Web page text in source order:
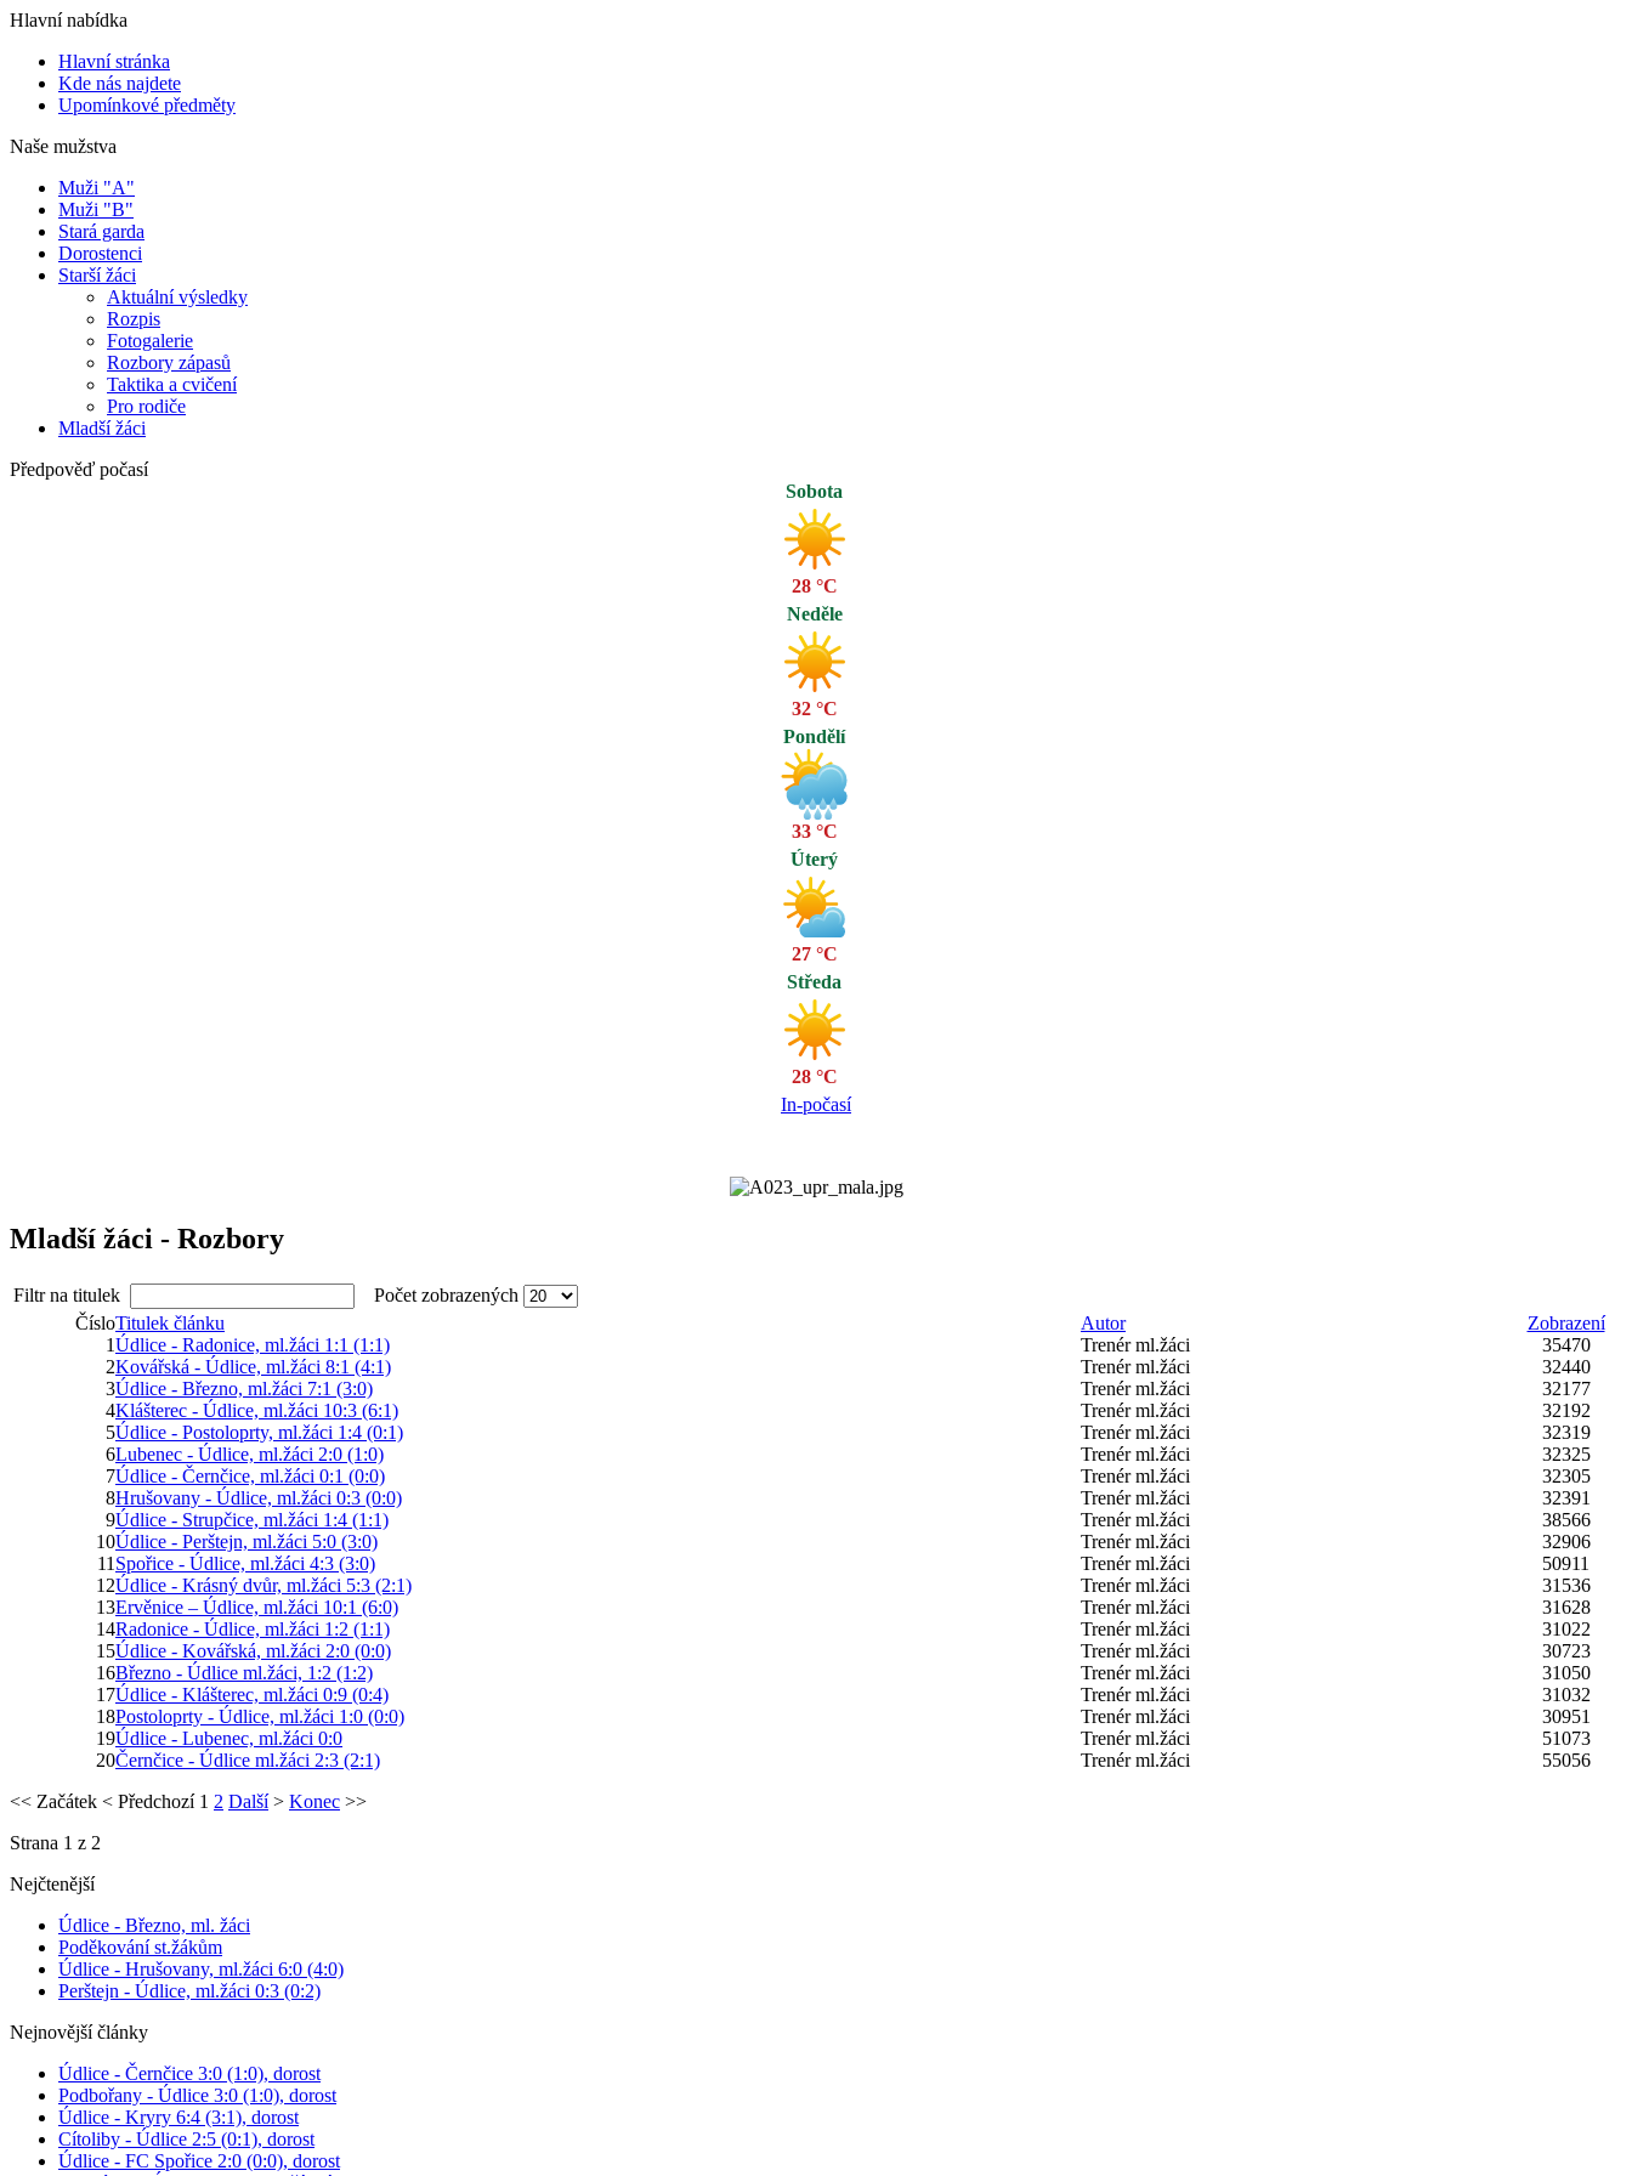
Hlavní nabídka
Hlavní stránka
Kde nás najdete
Upomínkové předměty
Naše mužstva
Muži "A"
Muži "B"
Stará garda
Dorostenci
Starší žáci
Aktuální výsledky
Rozpis
Fotogalerie
Rozbory zápasů
Taktika a cvičení
Pro rodiče
Mladší žáci
Předpověď počasí
Sobota
28 °C
Neděle
32 °C
Pondělí
33 °C
Úterý
27 °C
Středa
28 °C
In-počasí
Mladší žáci - Rozbory
Filtr na titulek
Počet zobrazených
ČísloTitulek článku Autor
Zobrazení
1Údlice - Radonice, ml.žáci 1:1 (1:1) Trenér ml.žáci
35470
2Kovářská - Údlice, ml.žáci 8:1 (4:1) Trenér ml.žáci
32440
3Údlice - Březno, ml.žáci 7:1 (3:0) Trenér ml.žáci
32177
4Klášterec - Údlice, ml.žáci 10:3 (6:1) Trenér ml.žáci
32192
5Údlice - Postoloprty, ml.žáci 1:4 (0:1) Trenér ml.žáci
32319
6Lubenec - Údlice, ml.žáci 2:0 (1:0) Trenér ml.žáci
32325
7Údlice - Černčice, ml.žáci 0:1 (0:0) Trenér ml.žáci
32305
8Hrušovany - Údlice, ml.žáci 0:3 (0:0) Trenér ml.žáci
32391
9Údlice - Strupčice, ml.žáci 1:4 (1:1) Trenér ml.žáci
38566
10Údlice - Perštejn, ml.žáci 5:0 (3:0) Trenér ml.žáci
32906
11 Spořice - Údlice, ml.žáci 4:3 (3:0) Trenér ml.žáci
50911
12Údlice - Krásný dvůr, ml.žáci 5:3 (2:1) Trenér ml.žáci
31536
13Ervěnice – Údlice, ml.žáci 10:1 (6:0) Trenér ml.žáci
31628
14Radonice - Údlice, ml.žáci 1:2 (1:1) Trenér ml.žáci
31022
15Údlice - Kovářská, ml.žáci 2:0 (0:0) Trenér ml.žáci
30723
16Březno - Údlice ml.žáci, 1:2 (1:2) Trenér ml.žáci
31050
17Údlice - Klášterec, ml.žáci 0:9 (0:4) Trenér ml.žáci
31032
18Postoloprty - Údlice, ml.žáci 1:0 (0:0) Trenér ml.žáci
30951
19Údlice - Lubenec, ml.žáci 0:0 Trenér ml.žáci
51073
20Černčice - Údlice ml.žáci 2:3 (2:1) Trenér ml.žáci
55056
<< Začátek < Předchozí 1 2 Další> Konec >>
Strana 1 z 2
Nejčtenější
Údlice - Březno, ml. žáci
Poděkování st.žákům
Údlice - Hrušovany, ml.žáci 6:0 (4:0)
Perštejn - Údlice, ml.žáci 0:3 (0:2)
Nejnovější články
Údlice - Černčice 3:0 (1:0), dorost
Podbořany - Údlice 3:0 (1:0), dorost
Údlice - Kryry 6:4 (3:1), dorost
Cítoliby - Údlice 2:5 (0:1), dorost
Údlice - FC Spořice 2:0 (0:0), dorost